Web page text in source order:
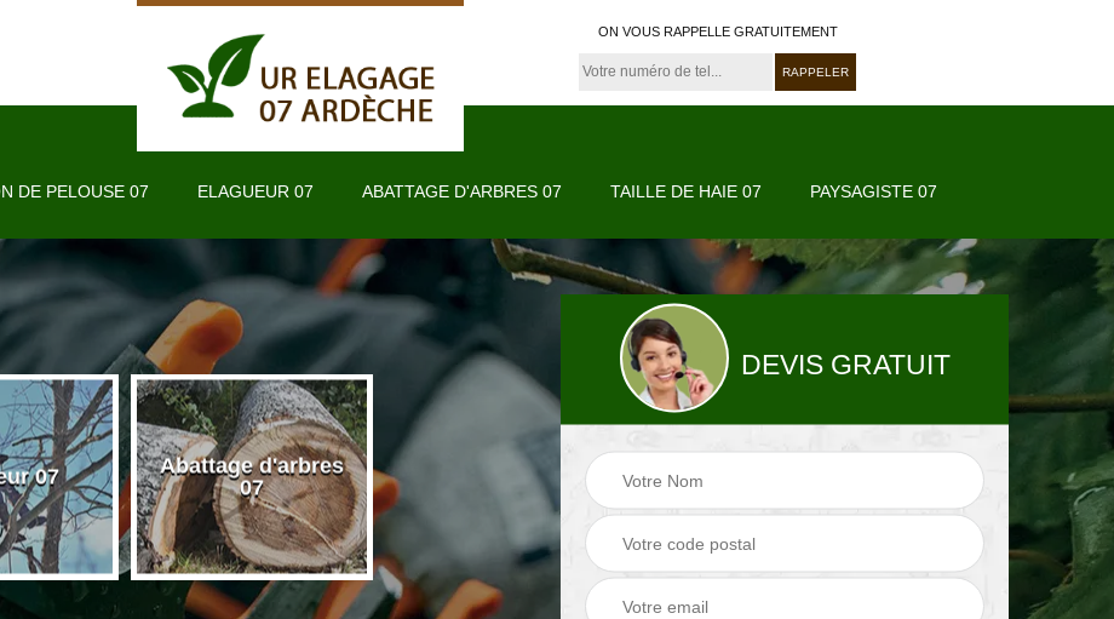
ON VOUS RAPPELLE GRATUITEMENT
DE PELOUSE 07 ELAGUEUR 07 ABATTAGE D'ARBRES 07 TAILLE DE HAIE 07 PAYSAGISTE 07
07
Abattage d'arbres
07
Taille de haie 07 Paysagiste 07 Jardinier 07
DEVIS GRATUIT